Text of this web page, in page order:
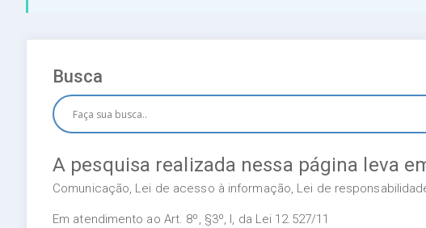
Busca
A pesquisa realizada nessa página leva
Comunicação, Lei de acesso à informação, Lei de
Em atendimento ao Art. 8º, §3º, I, da Lei 12.527/11